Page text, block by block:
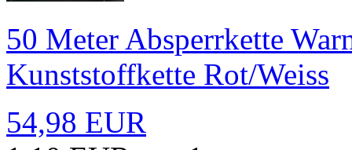
50 Meter Absperrkette
Kunststoffkette Rot/Weiss
54,98 EUR